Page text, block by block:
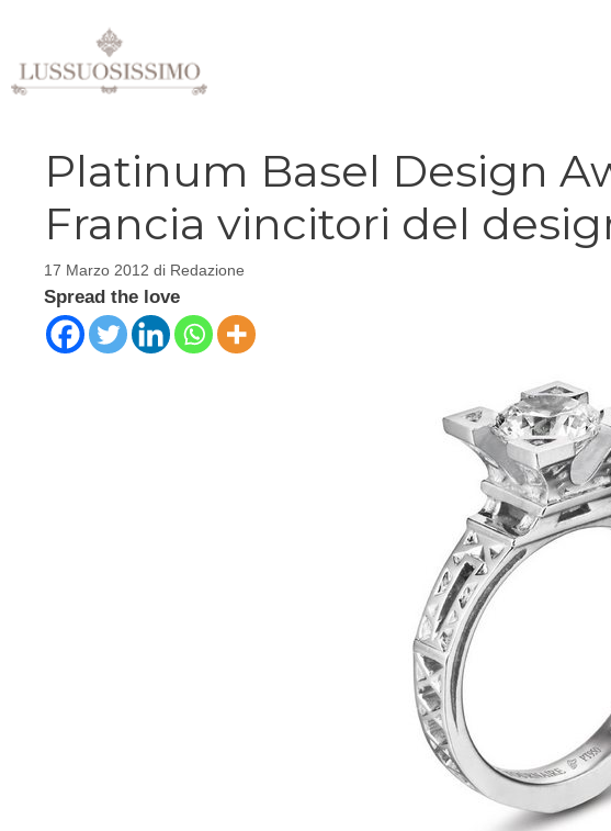
contenuto
Platinum Basel Design
Francia vincitori del
17 Marzo 2012 di Redazione
Spread the love